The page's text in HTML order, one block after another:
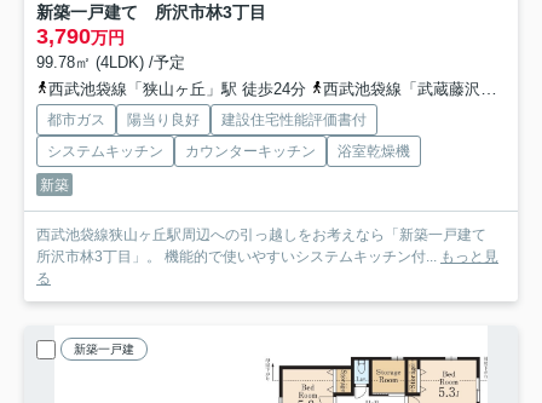
新築一戸建て 所沢市林3丁目
3,790万円
99.78㎡ (4LDK) /予定
西武池袋線「狭山ヶ丘」駅 徒歩24分
西武池袋線「武蔵藤沢」駅 徒歩30分
都市ガス 陽当り良好
建設住宅性能評価書付
システムキッチン
カウンターキッチン
浴室乾燥機
新築
西武池袋線狭山ヶ丘駅周辺への引っ越しをお考えなら「新築一戸建て
所沢市林3丁目」。 機能的で使いやすいシステムキッチン付...
もっと見
る
新築一戸建